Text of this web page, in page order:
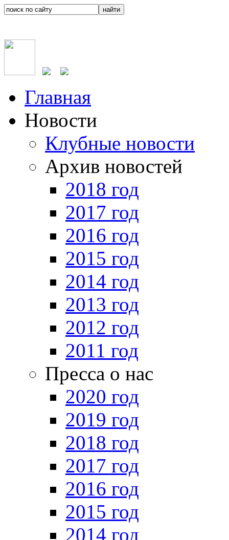
Главная
Новости
Клубные новости
Архив новостей
2018 год
2017 год
2016 год
2015 год
2014 год
2013 год
2012 год
2011 год
Пресса о нас
2020 год
2019 год
2018 год
2017 год
2016 год
2015 год
2014 год